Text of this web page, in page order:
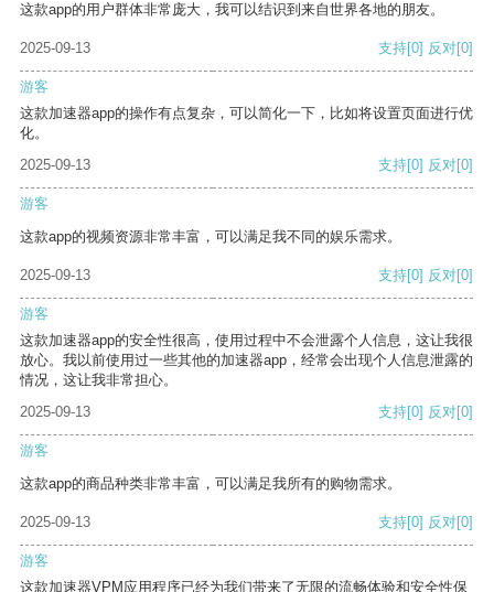
这款app的用户群体非常庞大，我可以结识到来自世界各地的朋友。
2025-09-13 支持[0] 反对[0]
游客
这款加速器app的操作有点复杂，可以简化一下，比如将设置页面进行优
化。
2025-09-13
支持[0] 反对[0]
游客
这款app的视频资源非常丰富，可以满足我不同的娱乐需求。
2025-09-13 支持[0] 反对[0]
游客
这款加速器app的安全性很高，使用过程中不会泄露个人信息，这让我很
放心。我以前使用过一些其他的加速器app，经常会出现个人信息泄露的
情况，这让我非常担心。
2025-09-13
支持[0] 反对[0]
游客
这款app的商品种类非常丰富，可以满足我所有的购物需求。
2025-09-13 支持[0] 反对[0]
游客
这款加速器VPM应用程序已经为我们带来了无限的流畅体验和安全性保